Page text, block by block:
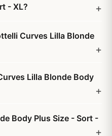
- XL?
Curves Lilla Blonde
Lilla Blonde Body
Body Plus Size - Sort -